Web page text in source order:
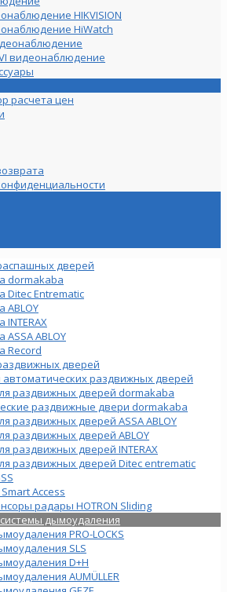
HIKVISION
HiWatch
видеонаблюдение
расчета цен
дверей
dormakaba
Ditec Entrematic
ABLOY
ABLOY
Record
дверей
раздвижных дверей
раздвижных дверей dormakaba
раздвижные двери dormakaba
раздвижных дверей ASSA ABLOY
раздвижных дверей ABLOY
раздвижных дверей INTERAX
раздвижных дверей Ditec entrematic
Access
радары HOTRON Sliding
дымоудаления
PRO-LOCKS
SLS
D+H
AUMÜLLER